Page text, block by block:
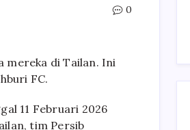
0
mereka di Tailan. Ini
FC.
11 Februari 2026
tim Persib